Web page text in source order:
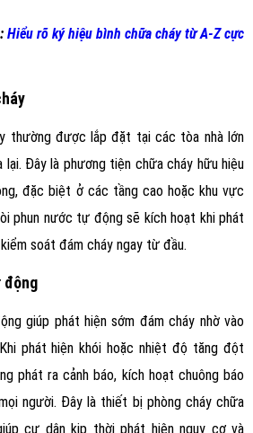
Hiểu rõ ký hiệu bình chữa cháy từ A-Z cực
thường được lắp đặt tại các tòa nhà lớn
lại. Đây là phương tiện chữa cháy hữu hiệu
đặc biệt ở các tầng cao hoặc khu vực
phun nước tự động sẽ kích hoạt khi phát
soát đám cháy ngay từ đầu.
động
giúp phát hiện sớm đám cháy nhờ vào
phát hiện khói hoặc nhiệt độ tăng đột
phát ra cảnh báo, kích hoạt chuông báo
người. Đây là thiết bị phòng cháy chữa
cư dân kịp thời phát hiện nguy cơ và